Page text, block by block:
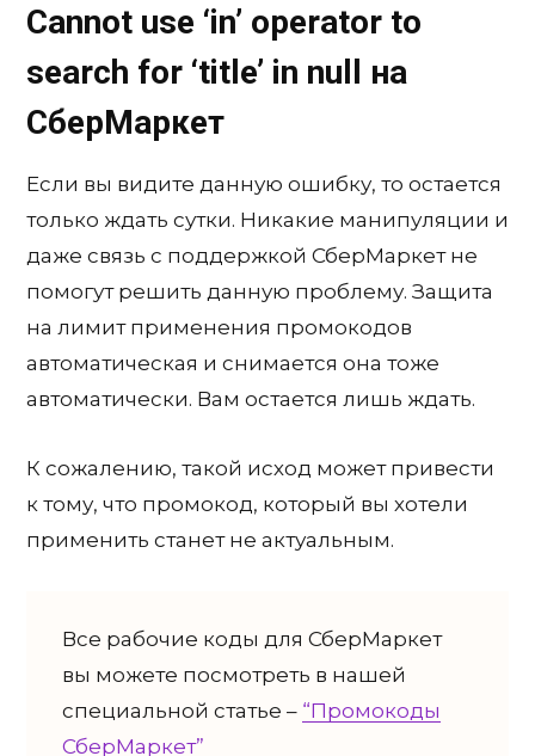
Cannot use ‘in’ operator to
search for ‘title’ in null на
СберМаркет
Если вы видите данную ошибку, то остается
только ждать сутки. Никакие манипуляции и
даже связь с поддержкой СберМаркет не
помогут решить данную проблему. Защита
на лимит применения промокодов
автоматическая и снимается она тоже
автоматически. Вам остается лишь ждать.
К сожалению, такой исход может привести
к тому, что промокод, который вы хотели
применить станет не актуальным.
Все рабочие коды для СберМаркет
вы можете посмотреть в нашей
специальной статье – “Промокоды
СберМаркет”